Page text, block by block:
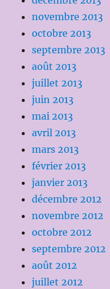
novembre 2013
octobre 2013
septembre 2013
août 2013
juillet 2013
juin 2013
mai 2013
avril 2013
mars 2013
février 2013
janvier 2013
décembre 2012
novembre 2012
octobre 2012
septembre 2012
août 2012
juillet 2012